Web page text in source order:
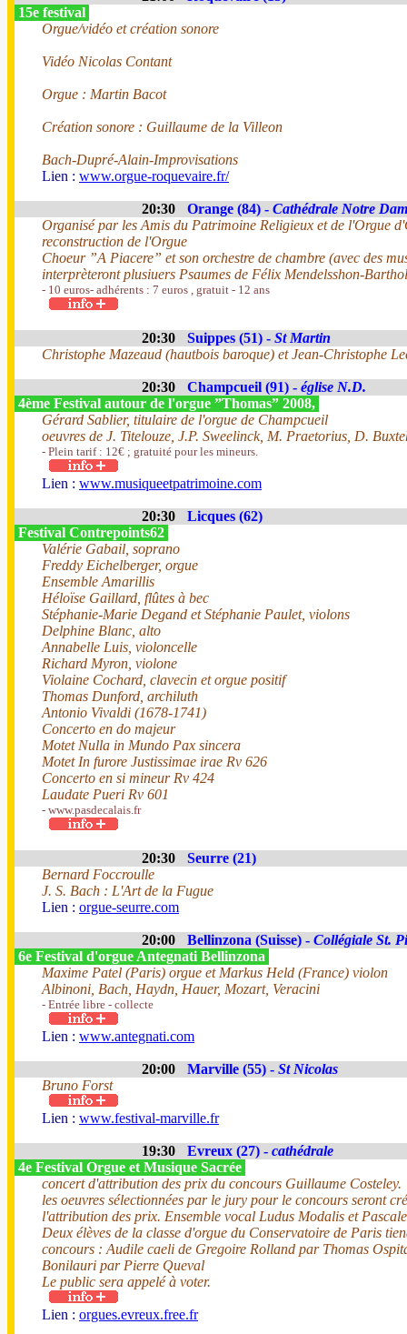
15e festival
Orgue/vidéo et création sonore
Vidéo Nicolas Contant
Orgue : Martin Bacot
Création sonore : Guillaume de la Villeon
Bach-Dupré-Alain-Improvisations
Lien : www.orgue-roquevaire.fr/
20:30 Orange (84) - Cathédrale Notre
Organisé par les Amis du Patrimoine Religieux et de l'Orgue
reconstruction de l'Orgue
Choeur ”A Piacere” et son orchestre de chambre (avec des
interprèteront plusiuers Psaumes de Félix Mendelsshon-
- 10 euros- adhérents : 7 euros , gratuit - 12 ans
20:30 Suippes (51) - St Martin
Christophe Mazeaud (hautbois baroque) et Jean-Christophe
20:30 Champcueil (91) - église N.D.
4ème Festival autour de l'orgue ”Thomas” 2008,
Gérard Sablier, titulaire de l'orgue de Champcueil
oeuvres de J. Titelouze, J.P. Sweelinck, M. Praetorius, D.
- Plein tarif : 12€ ; gratuité pour les mineurs.
Lien : www.musiqueetpatrimoine.com
20:30
Licques (62)
Festival Contrepoints62
Valérie Gabail, soprano
Freddy Eichelberger, orgue
Ensemble Amarillis
Héloïse Gaillard, flûtes à bec
Stéphanie-Marie Degand et Stéphanie Paulet, violons
Delphine Blanc, alto
Annabelle Luis, violoncelle
Richard Myron, violone
Violaine Cochard, clavecin et orgue positif
Thomas Dunford, archiluth
Antonio Vivaldi (1678-1741)
Concerto en do majeur
Motet Nulla in Mundo Pax sincera
Motet In furore Justissimae irae Rv 626
Concerto en si mineur Rv 424
Laudate Pueri Rv 601
- www.pasdecalais.fr
20:30
Seurre (21)
Bernard Foccroulle
J. S. Bach : L'Art de la Fugue
Lien : orgue-seurre.com
20:00 Bellinzona (Suisse) - Collégiale St.
6e Festival d'orgue Antegnati Bellinzona
Maxime Patel (Paris) orgue et Markus Held (France) violon
Albinoni, Bach, Haydn, Hauer, Mozart, Veracini
- Entrée libre - collecte
Lien : www.antegnati.com
20:00 Marville (55) - St Nicolas
Bruno Forst
Lien : www.festival-marville.fr
19:30 Evreux (27) - cathédrale
4e Festival Orgue et Musique Sacrée
concert d'attribution des prix du concours Guillaume Costeley.
les oeuvres sélectionnées par le jury pour le concours seront
l'attribution des prix. Ensemble vocal Ludus Modalis et
Deux élèves de la classe d'orgue du Conservatoire de Paris
concours : Audile caeli de Gregoire Rolland par Thomas
Bonilauri par Pierre Queval
Le public sera appelé à voter.
Lien : orgues.evreux.free.fr